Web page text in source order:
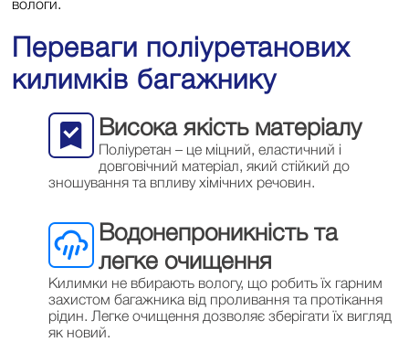
вологи.
Переваги поліуретанових
килимків багажнику
Висока якість матеріалу
Поліуретан – це міцний, еластичний і
довговічний матеріал, який стійкий до
зношування та впливу хімічних речовин.
Водонепроникність та
легке очищення
Килимки не вбирають вологу, що робить їх гарним
захистом багажника від проливання та протікання
рідин. Легке очищення дозволяє зберігати їх вигляд
як новий.